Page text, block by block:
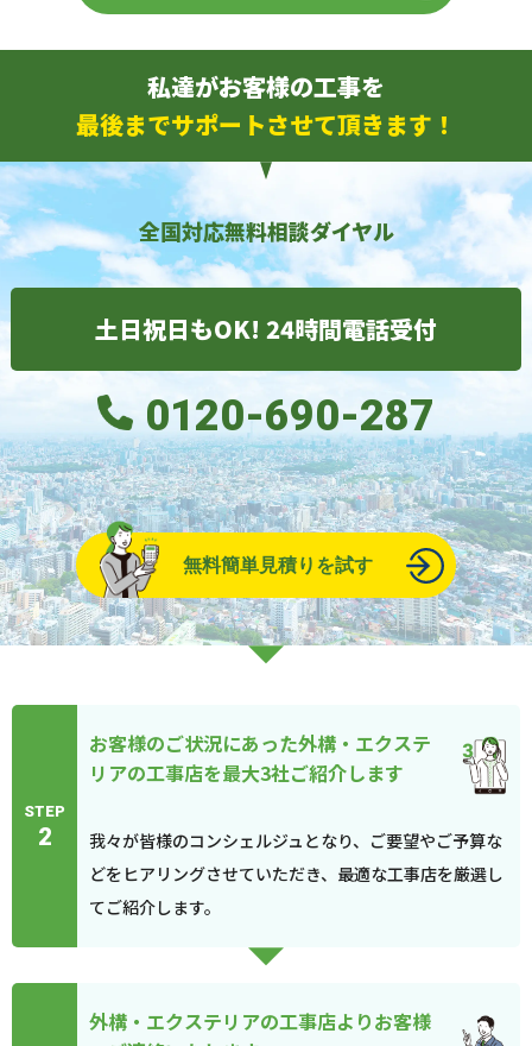
私達がお客様の工事を
最後までサポートさせて頂きます！
全国対応無料相談ダイヤル
土日祝日もOK! 24時間電話受付
0120-690-287
無料簡単見積りを試す
STEP
2
お客様のご状況にあった外構・エクステ
リアの工事店を最大3社ご紹介します
我々が皆様のコンシェルジュとなり、ご要望やご予算な
どをヒアリングさせていただき、最適な工事店を厳選し
てご紹介します。
外構・エクステリアの工事店よりお客様